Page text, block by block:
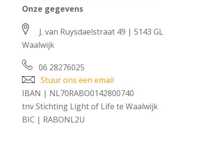
Onze gegevens
J. van Ruysdaelstraat 49 | 5143 GL
Waalwijk
06 28276025
Stuur ons een email
IBAN | NL70RABO0142800740
tnv Stichting Light of Life te Waalwijk
BIC | RABONL2U